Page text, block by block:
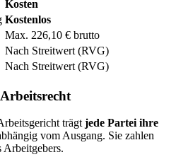
Kosten
Kostenlos
Max. 226,10 € brutto
Nach Streitwert (RVG)
Nach Streitwert (RVG)
trägt jede Partei ihre
vom Ausgang. Sie zahlen
Arbeitgebers.